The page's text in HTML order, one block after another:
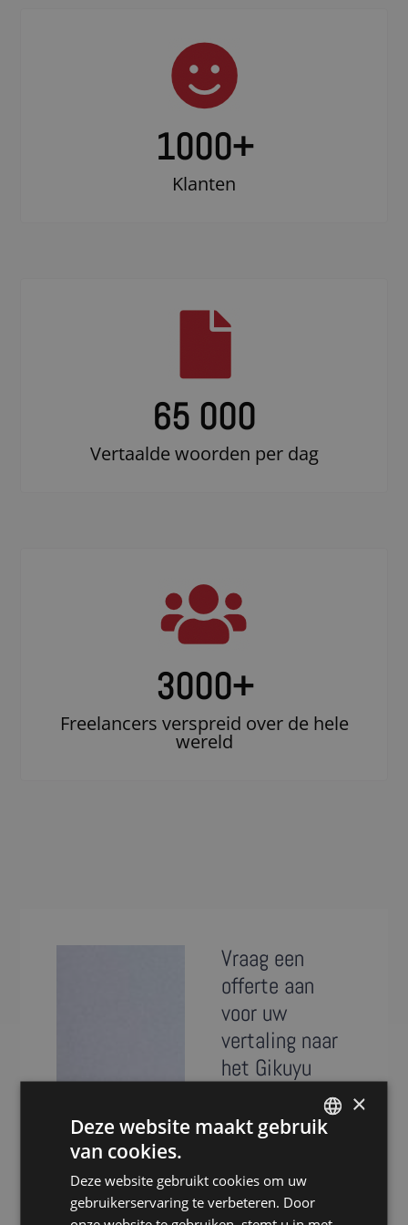
1000+
Klanten
65 000
Vertaalde woorden per dag
3000+
Freelancers verspreid over de hele
wereld
Vraag een
offerte aan
voor uw
vertaling naar
het Gikuyu
Presence is al meer
dan 20 jaar
vertalen van teksten
naar het Gikuyu.
Dankzij ons
×
Deze website maakt gebruik
van cookies.
Deze website gebruikt cookies om uw
gebruikerservaring te verbeteren. Door